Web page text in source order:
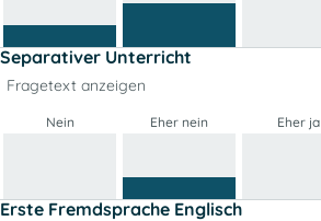
Separativer Unterricht
Fragetext anzeigen
Nein Eher nein Eher ja
Erste Fremdsprache Englisch